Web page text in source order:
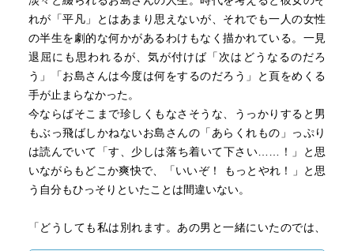
れが「平凡」とはあまり思えないが、それでも一人の女性
の半生を劇的な何かがあるわけもなく描かれている。一見
退屈にも思われるが、気が付けば「次はどうなるのだろ
う」「お島さんは今度は何をするのだろう」と頁をめくる
手が止まらなかった。
今ならばそこまで珍しくもなさそうな、うっかりすると男
もぶっ飛ばしかねないお島さんの「あらくれもの」っぷり
は読んでいて「す、少しは落ち着いて下さい……！」と思
いながらもどこか爽快で、「いいぞ！ もっとやれ！」と思
う自分もひっそりといたことは間違いない。
「どうしても私は別れます。あの男と一緒にいたのでは、